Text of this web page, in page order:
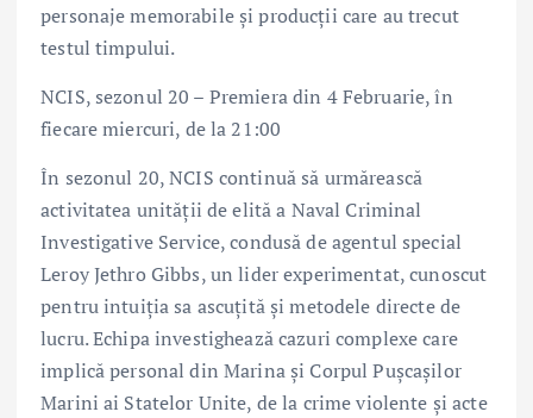
personaje memorabile și producții care au trecut
testul timpului.
NCIS, sezonul 20 – Premiera din 4 Februarie, în
fiecare miercuri, de la 21:00
În sezonul 20, NCIS continuă să urmărească
activitatea unității de elită a Naval Criminal
Investigative Service, condusă de agentul special
Leroy Jethro Gibbs, un lider experimentat, cunoscut
pentru intuiția sa ascuțită și metodele directe de
lucru. Echipa investighează cazuri complexe care
implică personal din Marina și Corpul Pușcașilor
Marini ai Statelor Unite, de la crime violente și acte